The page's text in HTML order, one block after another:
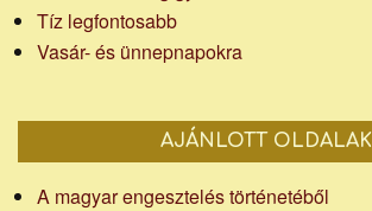
Tíz legfontosabb
Vasár- és ünnepnapokra
AJÁNLOTT OLDALAK
A magyar engesztelés történetéből